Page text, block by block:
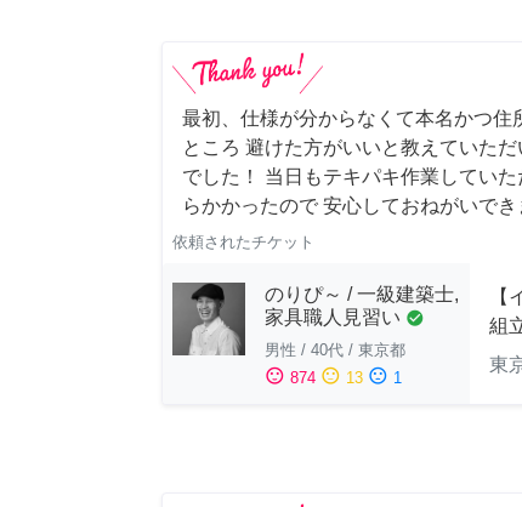
最初、仕様が分からなくて本名かつ住
ところ 避けた方がいいと教えていた
でした！ 当日もテキパキ作業してい
らかかったので 安心しておねがいでき
依頼されたチケット
のりぴ～ / 一級建築士,
家具職人見習い check_circle
男性 / 40代 / 東京都
sentiment_satisfied 874 sentiment_neutral 13 sentiment_dissatisfied 1
【
組
東